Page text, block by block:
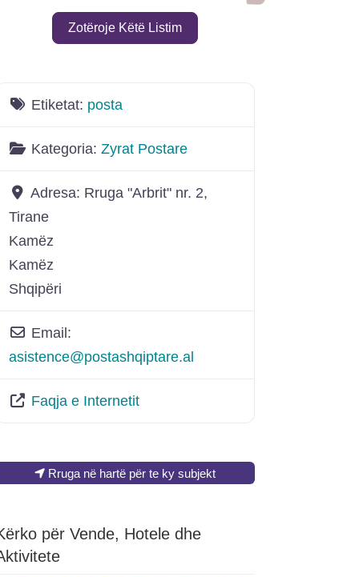
Zotëroje Këtë Listim
Etiketat: posta
Kategoria: Zyrat Postare
Adresa: Rruga "Arbrit" nr. 2,
Tirane
Kamëz
Kamëz
Shqipëri
Email:
asistence@postashqiptare.al
Faqja e Internetit
Rruga në hartë për te ky subjekt
për Vende, Hotele dhe